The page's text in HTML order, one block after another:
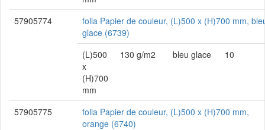
57905774
folia Papier de couleur, (L)500 x (H)700 mm,
glace (6739)
(L)500
x
(H)700
mm
130 g/m2 bleu glace 10
57905775
folia Papier de couleur, (L)500 x (H)700 mm,
orange (6740)